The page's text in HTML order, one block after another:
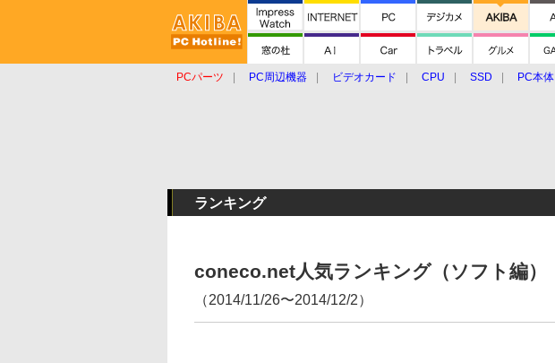
PCパーツ PC周辺機器 ビデオカード CPU SSD PC本体
ランキング
coneco.net人気ランキング（ソフト編）
（2014/11/26〜2014/12/2）